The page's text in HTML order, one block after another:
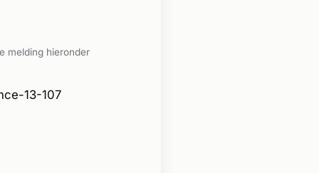
melding hieronder
13-107